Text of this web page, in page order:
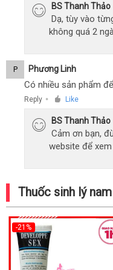
BS Thanh Thảo
Dạ, tùy vào
không quá 2
P Phương Linh
Có nhiều sản phẩm
Reply ● Like
BS Thanh Thảo
Cảm ơn bạn,
website để
Thuốc sinh lý nam
-21%